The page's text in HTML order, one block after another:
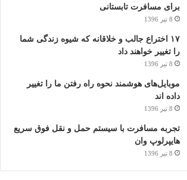
برای مسافرت تابستانی
8 تیر 1396
۱۷ اختراع جالب و خلاقانه که شیوه زندگی شما
را تغییر خواهند داد
8 تیر 1396
موبایل‌های هوشمند نحوه راه رفتن ما را تغییر
داده اند
8 تیر 1396
تجربه مسافرت با سیستم حمل و نقل فوق سریع
هایپرلوپ وان
8 تیر 1396